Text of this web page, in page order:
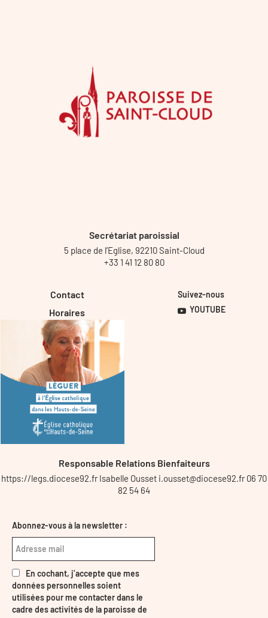
Secrétariat paroissial
5 place de l’Eglise, 92210 Saint-Cloud
+33 1 41 12 80 80
Contact
Horaires
Suivez-nous
YOUTUBE
Responsable Relations Bienfaiteurs
https://legs.diocese92.fr Isabelle Ousset i.ousset@diocese92.fr 06 70
82 54 64
Abonnez-vous à la newsletter :
En cochant, j’accepte que mes
données personnelles soient
utilisées pour me contacter dans le
cadre des activités de la paroisse de